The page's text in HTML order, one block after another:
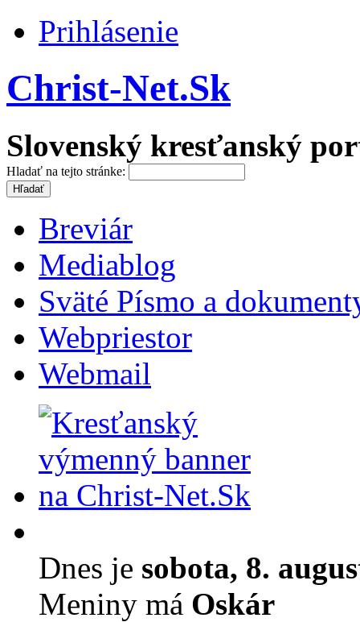
Prihlásenie
Christ-Net.Sk
Slovenský kresťanský
Hladať na tejto stránke:
Breviár
Mediablog
Sväté Písmo a
Webpriestor
Webmail
Dnes je sobota, 8.
Meniny má Oskár